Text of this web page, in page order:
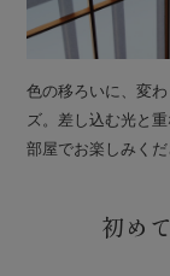
色の移ろいに、変
ズ。差し込む光と
部屋でお楽しみくだ
初め